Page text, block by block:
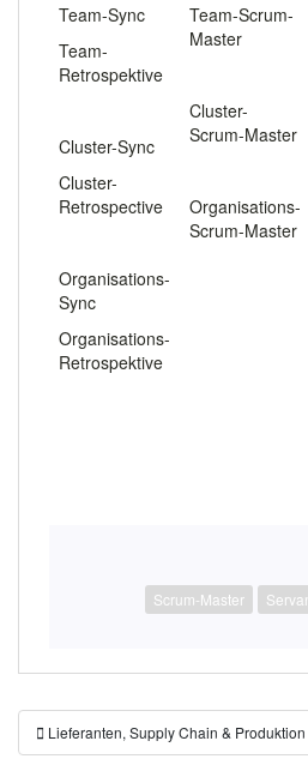
Team-Sync
Team-
Retrospektive
Cluster-Sync
Cluster-
Retrospective
Organisations-
Sync
Organisations-
Retrospektive
Team-Scrum-
Master
Cluster-
Scrum-Master
Organisations-
Scrum-Master
Scrum-Master
Beitragsnavigation
Lieferanten, Supply Chain & Produktion